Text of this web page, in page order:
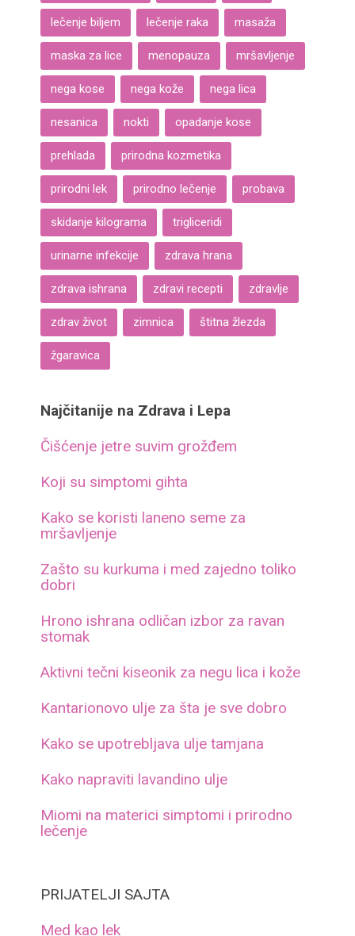
lečenje biljem lečenje raka masaža
maska za lice menopauza mršavljenje
nega kose nega kože nega lica
nesanica nokti opadanje kose
prehlada prirodna kozmetika
prirodni lek prirodno lečenje probava
skidanje kilograma trigliceridi
urinarne infekcije zdrava hrana
zdrava ishrana zdravi recepti zdravlje
zdrav život zimnica štitna žlezda
žgaravica
Najčitanije na Zdrava i Lepa
Čišćenje jetre suvim grožđem
Koji su simptomi gihta
Kako se koristi laneno seme za
mršavljenje
Zašto su kurkuma i med zajedno toliko
dobri
Hrono ishrana odličan izbor za ravan
stomak
Aktivni tečni kiseonik za negu lica i kože
Kantarionovo ulje za šta je sve dobro
Kako se upotrebljava ulje tamjana
Kako napraviti lavandino ulje
Miomi na materici simptomi i prirodno
lečenje
PRIJATELJI SAJTA
Med kao lek